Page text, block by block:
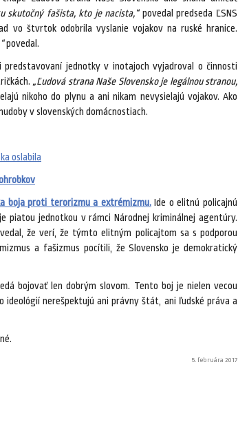
skutočný fašista, kto je nacista,“povedal predseda ĽSNS
vo štvrtok odobrila vyslanie vojakov na ruské hranice.
povedal.
jednotky v inotajoch vyjadroval o činnosti
„Ľudová strana Naše Slovensko je legálnou stranou,
nikoho do plynu a ani nikam nevysielajú vojakov. Ako
v slovenských domácnostiach.
oslabila
boja proti terorizmu a extrémizmu.Ide o elitnú policajnú
piatou jednotkou v rámci Národnej kriminálnej agentúry.
že verí, že týmto elitným policajtom sa s podporou
a fašizmus pocítili, že Slovensko je demokratický
bojovať len dobrým slovom. Tento boj je nielen vecou
ideológií nerešpektujú ani právny štát, ani ľudské práva a
5. februára 2017